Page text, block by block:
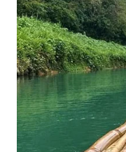
WAHANA
Wahana
Network
KONSUMEN
LISTRIK
MASYARAKAT